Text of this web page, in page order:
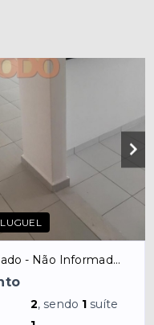
- Não Informado/NI
2, sendo 1 suíte